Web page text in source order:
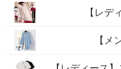
【レデ
【メ